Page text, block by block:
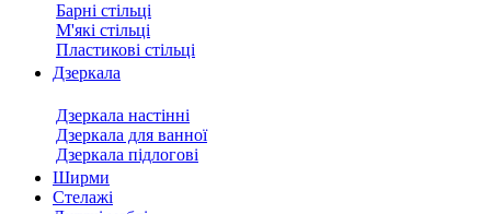
Барні стільці
М'які стільці
Пластикові стільці
Дзеркала
Дзеркала настінні
Дзеркала для ванної
Дзеркала підлогові
Ширми
Стелажі